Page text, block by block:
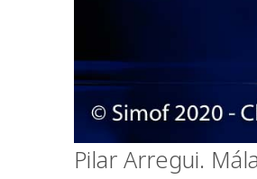
Pilar Arregui.